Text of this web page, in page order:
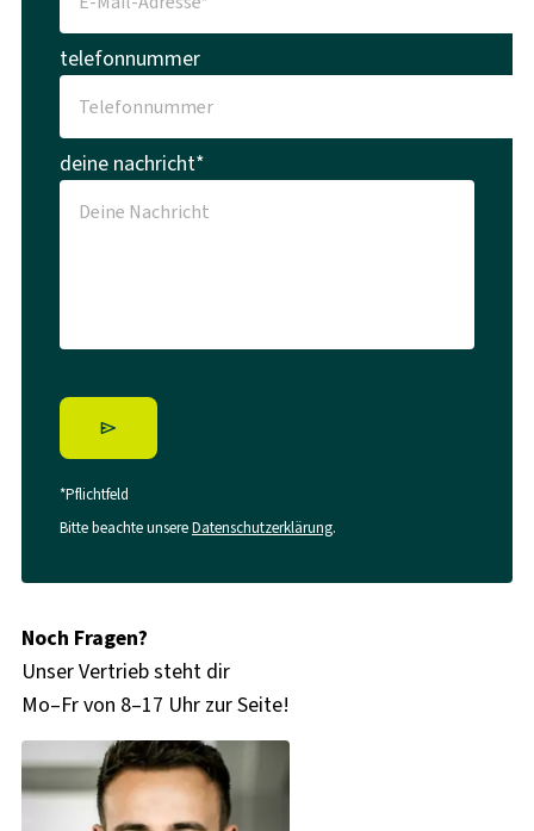
telefonnummer
deine nachricht*
*Pflichtfeld
Bitte beachte unsereDatenschutzerklärung.
Noch Fragen?
Unser Vertrieb steht dir
Mo–Fr von 8–17 Uhr zur Seite!